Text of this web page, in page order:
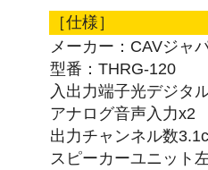
［仕様］
メーカー：CAVジャ
型番：THRG-120
入出力端子光デジタ
アナログ音声入力x2
出力チャンネル数
スピーカーユニット